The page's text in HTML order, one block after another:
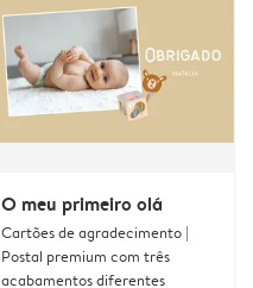
O meu primeiro olá
Cartões de agradecimento |
Postal premium com três
acabamentos diferentes